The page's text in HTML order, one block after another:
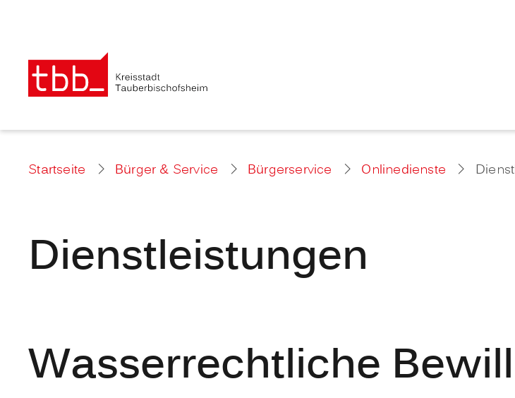
Startseite Bürger & Service Bürgerservice Onlinedienste
Dienstleistungen
Wasserrechtliche